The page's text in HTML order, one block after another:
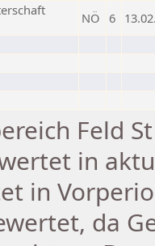
NÖ 6
Feld
in
in
da